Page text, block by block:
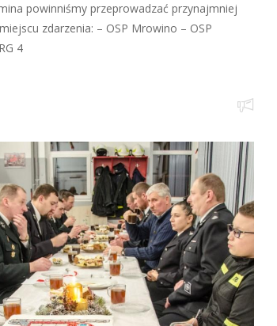
powinniśmy przeprowadzać przynajmniej
zdarzenia: – OSP Mrowino – OSP
4